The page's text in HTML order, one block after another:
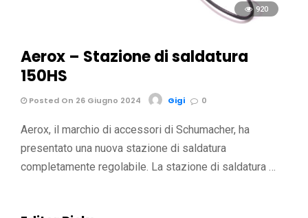
920
Aerox – Stazione di saldatura
150HS
Posted On 26 Giugno 2024 Gigi 0
Aerox, il marchio di accessori di Schumacher, ha
presentato una nuova stazione di saldatura
completamente regolabile. La stazione di saldatura …